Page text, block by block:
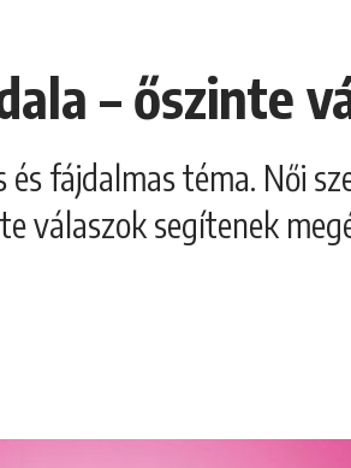
– őszinte
és fájdalmas téma. Női
válaszok segítenek